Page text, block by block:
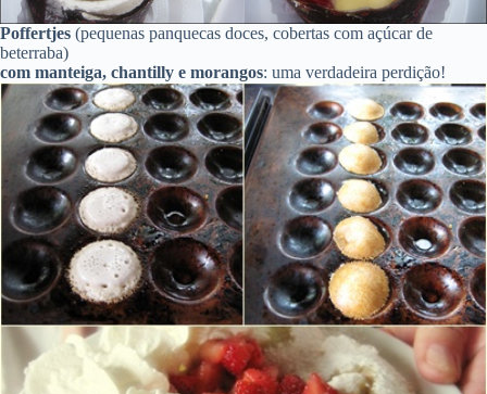
Poffertjes (pequenas panquecas doces, cobertas com açúcar de
beterraba)
com manteiga, chantilly e morangos: uma verdadeira perdição!